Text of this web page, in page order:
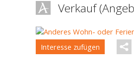
Verkauf
Interesse zufügen